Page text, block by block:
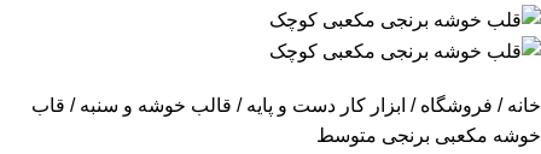
خانه فروشگاه ابزار کار دست و پایه قالب خوشه و سنبه قاب
خوشه مکعبی برنجی متوسط